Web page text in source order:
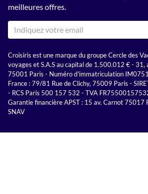
meilleures offres.
Croisiris est une marque du groupe Cercle des
voyages et S.A.S au capital de 1.500.012 € - 31,
75001 Paris - Numéro d'immatriculation
France : 79/81 Rue de Clichy, 75009 Paris -
- RCS Paris 500 157 532 - TVA
Garantie financière APST : 15 av. Carnot 75017
SNAV